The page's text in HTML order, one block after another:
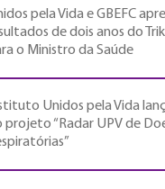
pela Vida e GBEFC
de dois anos do
o Ministro da Saúde
Unidos pela Vida
projeto “Radar UPV de